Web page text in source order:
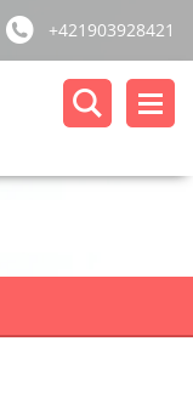
+421903928421